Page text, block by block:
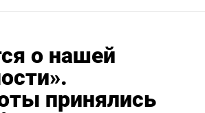
о нашей
принялись